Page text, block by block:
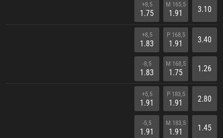
+8,5
1.75
M 165,5
1.91 3.10
+8,5
1.83
-8,5
1.83
P 168,5
1.91
M 168,5
1.75
3.40
1.26
+5,5
1.91
-5,5
1.91
P 183,5
1.91
M 183,5
1.91
2.80
1.45